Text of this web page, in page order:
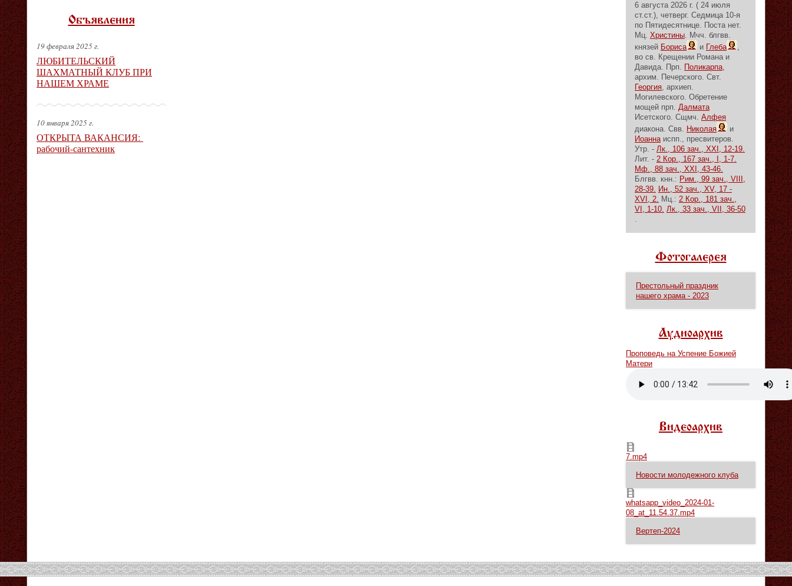
Объявления
19 февраля 2025 г.
ЛЮБИТЕЛЬСКИЙ
ШАХМАТНЫЙ КЛУБ ПРИ
НАШЕМ ХРАМЕ
10 января 2025 г.
ОТКРЫТА ВАКАНСИЯ:
рабочий-сантехник
6 августа 2026 г. ( 24 июля
ст.ст.), четверг. Седмица 10-я
по Пятидесятнице. Поста нет.
Мц. Христины. Мчч. блгвв.
князей Бориса и Глеба
,
во св. Крещении Романа и
Давида. Прп. Поликарпа,
архим. Печерского. Свт.
Георгия, архиеп.
Могилевского. Обретение
мощей прп. Далмата
Исетского. Сщмч. Алфея
диакона. Свв. Николая
и
Иоаннаиспп., пресвитеров.
Утр. - Лк., 106 зач., XXI, 12-19.
Лит. - 2 Кор., 167 зач., I, 1-7.
Мф., 88 зач., XXI, 43-46.
Блгвв. кнн.: Рим., 99 зач., VIII,
28-39. Ин., 52 зач., XV, 17 -
XVI, 2. Мц.: 2 Кор., 181 зач.,
VI, 1-10. Лк., 33 зач., VII, 36-50
.
Фотогалерея
Престольный праздник
нашего храма - 2023
Аудиоархив
Проповедь на Успение Божией
Матери
Видеоархив
7.mp4
7.mp4
Новости молодежного клуба
whatsapp_video_2024-01-08_at_11.54.37.mp4
whatsapp_video_2024-01-
08_at_11.54.37.mp4
Вертеп-2024